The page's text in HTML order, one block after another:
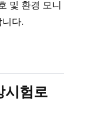
및 환경 모니
다.
시험로